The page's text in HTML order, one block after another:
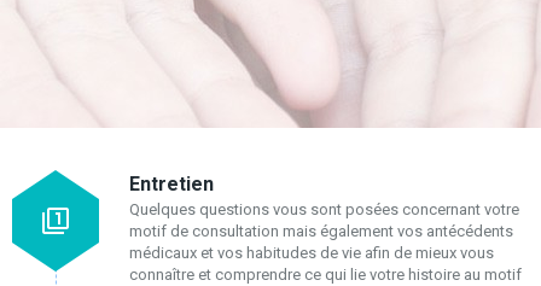
Entretien
Quelques questions vous sont posées concernant votre
motif de consultation mais également vos antécédents
médicaux et vos habitudes de vie afin de mieux vous
connaître et comprendre ce qui lie votre histoire au motif